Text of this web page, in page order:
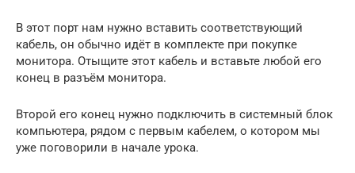
В этот порт нам нужно вставить соответствующий
кабель, он обычно идёт в комплекте при покупке
монитора. Отыщите этот кабель и вставьте любой его
конец в разъём монитора.
Второй его конец нужно подключить в системный блок
компьютера, рядом с первым кабелем, о котором мы
уже поговорили в начале урока.